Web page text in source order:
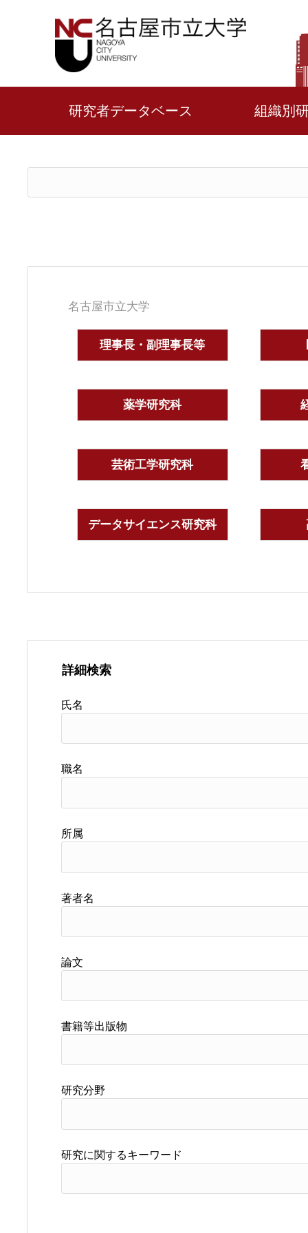
研究者データベース 組織別
名古屋市立大学
理事長・副理事長等
薬学研究科
芸術工学研究科
データサイエンス研究科
詳細検索
氏名
職名
所属
著者名
論文
書籍等出版物
研究分野
研究に関するキーワード